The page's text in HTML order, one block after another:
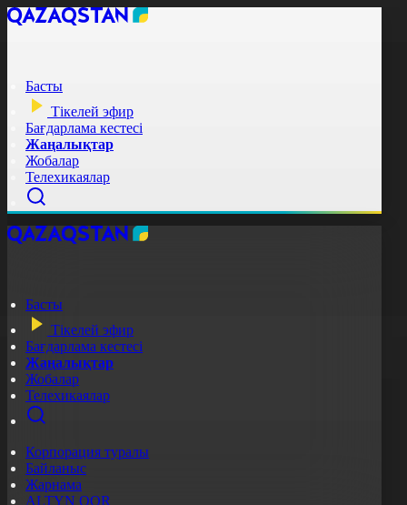
Басты
Тікелей эфир
Бағдарлама кестесі
Жаңалықтар
Жобалар
Телехикаялар
Басты
Тікелей эфир
Бағдарлама кестесі
Жаңалықтар
Жобалар
Телехикаялар
Корпорация туралы
Байланыс
Жарнама
ALTYN QOR